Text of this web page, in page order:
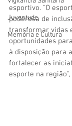
Juventude
Memória e Cultura
esportivo. "O
poderosa de
transformar vidas
oportunidades
à disposição para
fortalecer as
esporte na